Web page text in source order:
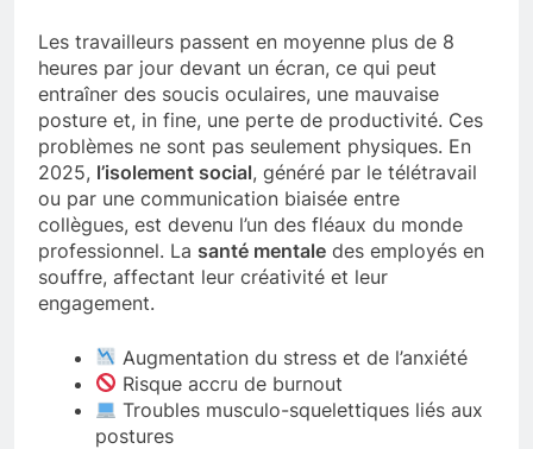
Les travailleurs passent en moyenne plus de 8
heures par jour devant un écran, ce qui peut
entraîner des soucis oculaires, une mauvaise
posture et, in fine, une perte de productivité. Ces
problèmes ne sont pas seulement physiques. En
2025, l’isolement social, généré par le télétravail
ou par une communication biaisée entre
collègues, est devenu l’un des fléaux du monde
professionnel. La santé mentale des employés en
souffre, affectant leur créativité et leur
engagement.
Augmentation du stress et de l’anxiété
Risque accru de burnout
Troubles musculo-squelettiques liés aux
postures